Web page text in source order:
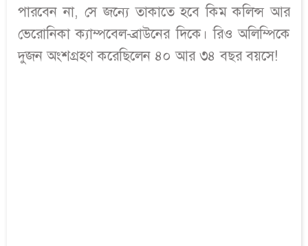
পারবেন না, সে জন্যে তাকাতে হবে কিম কলিন্স আর
ভেরোনিকা ক্যাম্পবেল-ব্রাউনের দিকে। রিও অলিম্পিকে
দুজন অংশগ্রহণ করেছিলেন ৪০ আর ৩৪ বছর বয়সে!